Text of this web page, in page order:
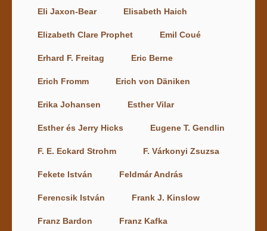
Eli Jaxon-Bear Elisabeth Haich
Elizabeth Clare Prophet Emil Coué
Erhard F. Freitag Eric Berne
Erich Fromm Erich von Däniken
Erika Johansen Esther Vilar
Esther és Jerry Hicks Eugene T. Gendlin
F. E. Eckard Strohm F. Várkonyi Zsuzsa
Fekete István Feldmár András
Ferencsik István Frank J. Kinslow
Franz Bardon Franz Kafka